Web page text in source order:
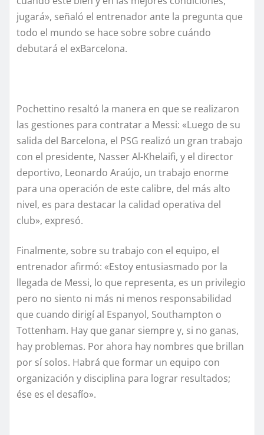
jugará», señaló el entrenador ante la pregunta que
todo el mundo se hace sobre sobre cuándo
debutará el exBarcelona.
Pochettino resaltó la manera en que se realizaron
las gestiones para contratar a Messi: «Luego de su
salida del Barcelona, el PSG realizó un gran trabajo
con el presidente, Nasser Al-Khelaifi, y el director
deportivo, Leonardo Araújo, un trabajo enorme
para una operación de este calibre, del más alto
nivel, es para destacar la calidad operativa del
club», expresó.
Finalmente, sobre su trabajo con el equipo, el
entrenador afirmó: «Estoy entusiasmado por la
llegada de Messi, lo que representa, es un privilegio
pero no siento ni más ni menos responsabilidad
que cuando dirigí al Espanyol, Southampton o
Tottenham. Hay que ganar siempre y, si no ganas,
hay problemas. Por ahora hay nombres que brillan
por sí solos. Habrá que formar un equipo con
organización y disciplina para lograr resultados;
ése es el desafío».